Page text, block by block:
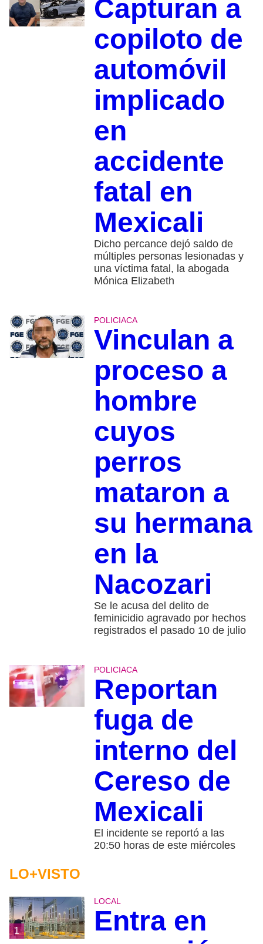
Capturan a
copiloto de
automóvil
implicado
en
accidente
fatal en
Mexicali
Dicho percance dejó saldo de
múltiples personas lesionadas y
una víctima fatal, la abogada
Mónica Elizabeth
POLICIACA
Vinculan a
proceso a
hombre
cuyos
perros
mataron a
su hermana
en la
Nacozari
Se le acusa del delito de
feminicidio agravado por hechos
registrados el pasado 10 de julio
POLICIACA
Reportan
fuga de
interno del
Cereso de
Mexicali
El incidente se reportó a las
20:50 horas de este miércoles
LO+VISTO
1
LOCAL
Entra en